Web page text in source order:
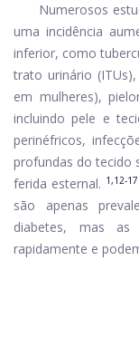
Numerosos
uma incidência
inferior, como
trato urinário
em mulheres),
incluindo pele e
perinéfricos,
profundas do tecido
ferida esternal. 1,12-17
são apenas
diabetes, mas as
rapidamente e